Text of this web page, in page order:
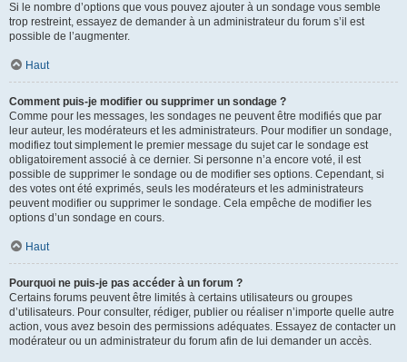
Si le nombre d’options que vous pouvez ajouter à un sondage vous semble
trop restreint, essayez de demander à un administrateur du forum s’il est
possible de l’augmenter.
Haut
Comment puis-je modifier ou supprimer un sondage ?
Comme pour les messages, les sondages ne peuvent être modifiés que par
leur auteur, les modérateurs et les administrateurs. Pour modifier un sondage,
modifiez tout simplement le premier message du sujet car le sondage est
obligatoirement associé à ce dernier. Si personne n’a encore voté, il est
possible de supprimer le sondage ou de modifier ses options. Cependant, si
des votes ont été exprimés, seuls les modérateurs et les administrateurs
peuvent modifier ou supprimer le sondage. Cela empêche de modifier les
options d’un sondage en cours.
Haut
Pourquoi ne puis-je pas accéder à un forum ?
Certains forums peuvent être limités à certains utilisateurs ou groupes
d’utilisateurs. Pour consulter, rédiger, publier ou réaliser n’importe quelle autre
action, vous avez besoin des permissions adéquates. Essayez de contacter un
modérateur ou un administrateur du forum afin de lui demander un accès.